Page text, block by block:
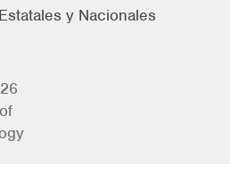
y Nacionales